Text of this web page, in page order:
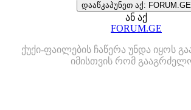
დააწკაპუნეთ აქ: FORUM.GE
ან აქ
FORUM.GE
ქუქი-ფაილების ჩაწერა უნდა იყოს
იმისთვის რომ